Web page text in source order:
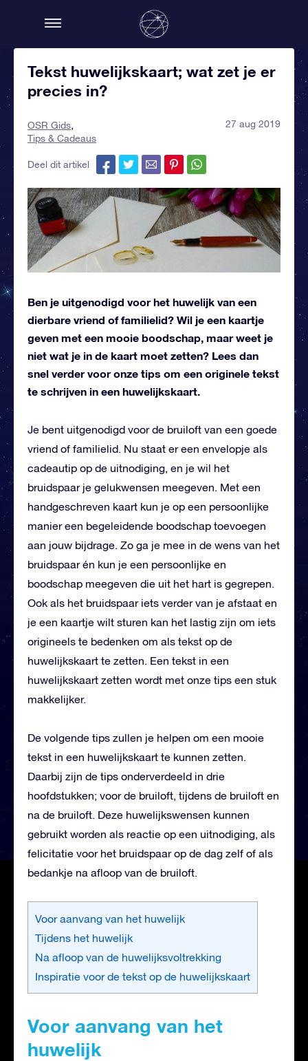
Tekst huwelijkskaart; wat zet je er
precies in?
OSR Gids
Tips & Cadeaus
27 aug 2019
Deel dit artikel
Ben je uitgenodigd voor het huwelijk van een
dierbare vriend of familielid? Wil je een kaartje
geven met een mooie boodschap, maar weet je
niet wat je in de kaart moet zetten? Lees dan
snel verder voor onze tips om een originele tekst
te schrijven in een huwelijkskaart.
Je bent uitgenodigd voor de bruiloft van een goede
vriend of familielid. Nu staat er een envelopje als
cadeautip op de uitnodiging, en je wil het
bruidspaar je gelukwensen meegeven. Met een
handgeschreven kaart kun je op een persoonlijke
manier een begeleidende boodschap toevoegen
aan jouw bijdrage. Zo ga je mee in de wens van het
bruidspaar én kun je een persoonlijke en
boodschap meegeven die uit het hart is gegrepen.
Ook als het bruidspaar iets verder van je afstaat en
je een kaartje wilt sturen kan het lastig zijn om iets
origineels te bedenken om als tekst op de
huwelijkskaart te zetten. Een tekst in een
huwelijkskaart zetten wordt met onze tips een stuk
makkelijker.
De volgende tips zullen je helpen om een mooie
tekst in een huwelijkskaart te kunnen zetten.
Daarbij zijn de tips onderverdeeld in drie
hoofdstukken; voor de bruiloft, tijdens de bruiloft en
na de bruiloft. Deze huwelijkswensen kunnen
gebruikt worden als reactie op een uitnodiging, als
felicitatie voor het bruidspaar op de dag zelf of als
bedankje na afloop van de bruiloft.
Voor aanvang van het huwelijk
Tijdens het huwelijk
Na afloop van de huwelijksvoltrekking
Inspiratie voor de tekst op de huwelijkskaart
Voor aanvang van het
huwelijk